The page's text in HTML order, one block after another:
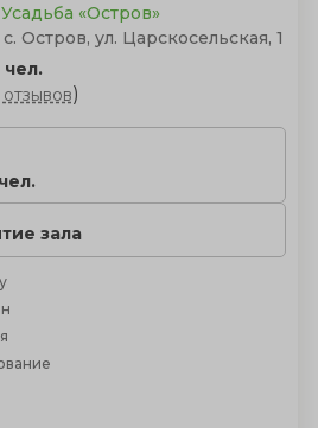
«Остров»
Остров, ул. Царскосельская, 1
чел.
)
зала